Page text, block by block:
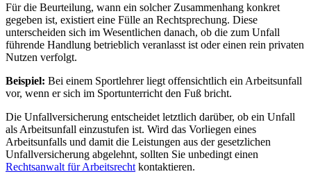
Für die Beurteilung, wann ein solcher Zusammenhang konkret
gegeben ist, existiert eine Fülle an Rechtsprechung. Diese
unterscheiden sich im Wesentlichen danach, ob die zum Unfall
führende Handlung betrieblich veranlasst ist oder einen rein privaten
Nutzen verfolgt.
Beispiel: Bei einem Sportlehrer liegt offensichtlich ein Arbeitsunfall
vor, wenn er sich im Sportunterricht den Fuß bricht.
Die Unfallversicherung entscheidet letztlich darüber, ob ein Unfall
als Arbeitsunfall einzustufen ist. Wird das Vorliegen eines
Arbeitsunfalls und damit die Leistungen aus der gesetzlichen
Unfallversicherung abgelehnt, sollten Sie unbedingt einen
Rechtsanwalt für Arbeitsrecht kontaktieren.